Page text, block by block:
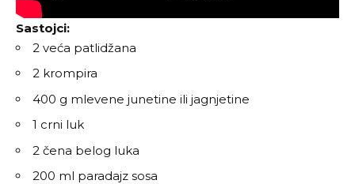
Sastojci:
2 veća patlidžana
2 krompira
400 g mlevene junetine ili jagnjetine
1 crni luk
2 čena belog luka
200 ml paradajz sosa